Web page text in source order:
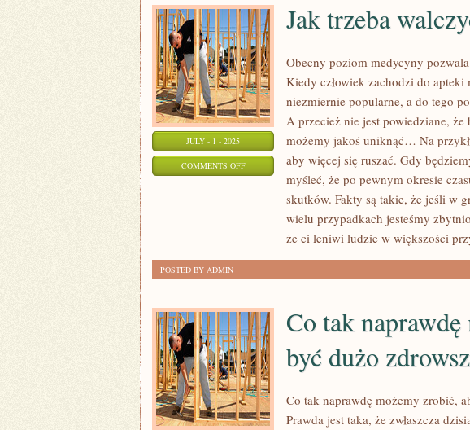
JULY - 1 - 2025
COMMENTS OFFON
Jak trzeba
Obecny poziom medycyny
Kiedy człowiek zachodzi do apteki
niezmiernie popularne, a do tego
A przecież nie jest powiedziane,
możemy jakoś uniknąć… Na
aby więcej się ruszać. Gdy
myśleć, że po pewnym okresie
skutków. Fakty są takie, że jeśli w
wielu przypadkach jesteśmy
że ci leniwi ludzie w większości
POSTED BY ADMIN
Co tak
być dużo
Co tak naprawdę możemy zrobić,
Prawda jest taka, że zwłaszcza